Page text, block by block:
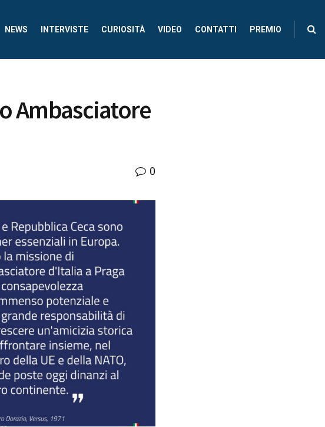
NEWS INTERVISTE CURIOSITÀ VIDEO CONTATTI PREMIO
Ambasciatore
0